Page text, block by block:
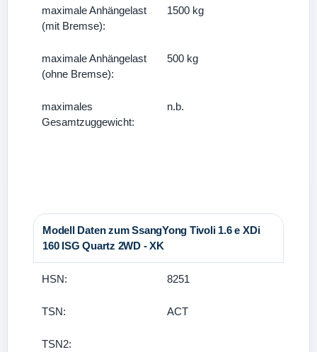
maximale Anhängelast
(mit Bremse):
1500 kg
maximale Anhängelast
(ohne Bremse):
500 kg
maximales
Gesamtzuggewicht:
n.b.
Modell Daten zum SsangYong Tivoli 1.6 e XDi
160 ISG Quartz 2WD - XK
HSN: 8251
TSN: ACT
TSN2: